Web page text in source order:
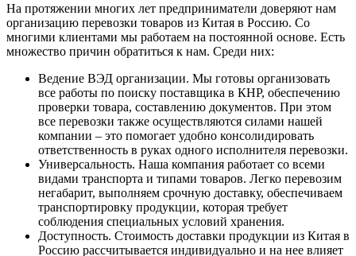
На протяжении многих лет предприниматели доверяют нам
организацию перевозки товаров из Китая в Россию. Со
многими клиентами мы работаем на постоянной основе. Есть
множество причин обратиться к нам. Среди них:
Ведение ВЭД организации. Мы готовы организовать
все работы по поиску поставщика в КНР, обеспечению
проверки товара, составлению документов. При этом
все перевозки также осуществляются силами нашей
компании – это помогает удобно консолидировать
ответственность в руках одного исполнителя перевозки.
Универсальность. Наша компания работает со всеми
видами транспорта и типами товаров. Легко перевозим
негабарит, выполняем срочную доставку, обеспечиваем
транспортировку продукции, которая требует
соблюдения специальных условий хранения.
Доступность. Стоимость доставки продукции из Китая в
Россию рассчитывается индивидуально и на нее влияет